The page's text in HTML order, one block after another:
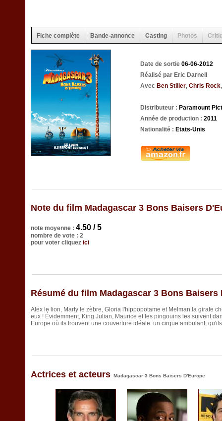
Fiche complète Bande-annonce Casting Photos
Date de sortie 06-06-2012
Réalisé par Eric Darnell
Avec Ben Stiller, Chris Rock
Distributeur : Paramount
Année de production : 2011
Nationalité : Etats-Unis
Note du film Madagascar 3 Bons Baisers
note moyenne : 4.50 / 5
nombre de vote : 2
pour voter cliquez ici
Résumé du film Madagascar 3 Bons Baisers
Alex le lion, Marty le zèbre, Gloria l'hippopotame et Melman la girafe
eux ! Évidemment, King Julian, Maurice et les pingouins les suivent
Europe où ils trouvent une couverture idéale: un cirque ambulant,
Actrices et acteurs Madagascar 3 Bons Baisers D'Europe